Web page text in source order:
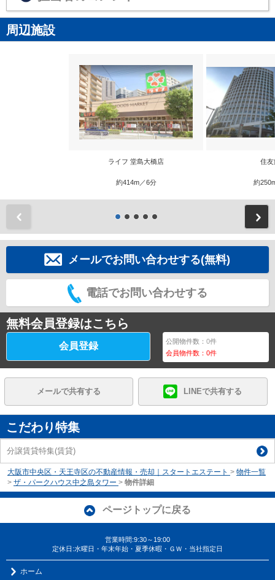
周辺施設
ライフ 堂島大橋店
約414m／6分
住友
約
メールでお問い合わせする(無料)
電話でお問い合わせする
無料会員登録はこちら
会員登録 公開物件数：0件
会員物件数：0件
メールで共有する LINEで共有する
こだわり特集
分譲賃貸特集(賃貸)
大阪市中央区・天王寺区の不動産情報・売却｜スタートエステート > 物件一覧
> ザ・パークハウス中之島タワー > 物件詳細
ページトップに戻る
営業時間:9:30～19:00
定休日:水曜日・年末年始・夏季休暇・ＧＷ・当社指定日
ホーム